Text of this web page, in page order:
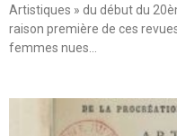
Artistiques » du début du
raison première de ces
femmes nues…